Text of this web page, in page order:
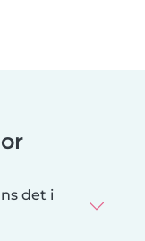
det i